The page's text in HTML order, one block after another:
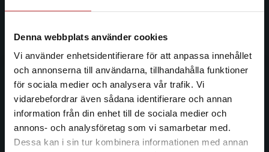
Denna webbplats använder cookies
Vi använder enhetsidentifierare för att anpassa innehållet
och annonserna till användarna, tillhandahålla funktioner
för sociala medier och analysera vår trafik. Vi
vidarebefordrar även sådana identifierare och annan
information från din enhet till de sociala medier och
annons- och analysföretag som vi samarbetar med.
Dessa kan i sin tur kombinera informationen med annan
Begränsad fraktregion
Studentlitteratur grundades 1963 och är idag Sveriges
facklitteratur, utbildningar och digitala
informationstjänster i utbudet, finns Studentlitteratur med
längs hela kunskapsresan.
Kontakta oss
Kontakta oss